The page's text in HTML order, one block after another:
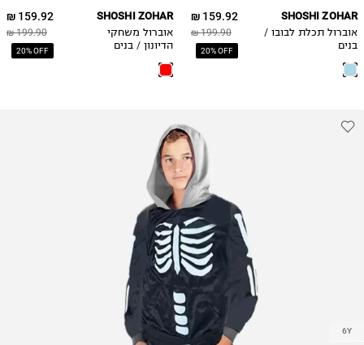
159.92 ₪
199.90 ₪
20% OFF
SHOSHI ZOHAR
אוברול תכלת לבובו /
בנים
159.92 ₪
199.90 ₪
20% OFF
SHOSHI ZOHAR
אוברול משחקי
הדיונון / בנים
6Y